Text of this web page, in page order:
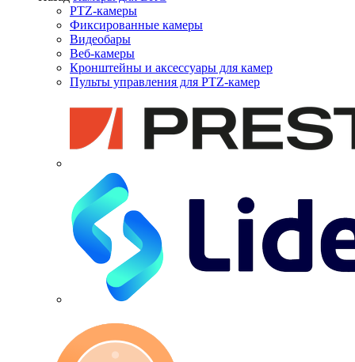
PTZ-камеры
Фиксированные камеры
Видеобары
Веб-камеры
Кронштейны и аксессуары для камер
Пульты управления для PTZ-камер